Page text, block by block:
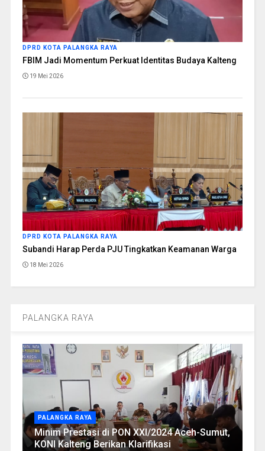
DPRD KOTA PALANGKA RAYA
FBIM Jadi Momentum Perkuat Identitas Budaya Kalteng
19 Mei 2026
DPRD KOTA PALANGKA RAYA
Subandi Harap Perda PJU Tingkatkan Keamanan Warga
18 Mei 2026
PALANGKA RAYA
PALANGKA RAYA
Minim Prestasi di PON XXI/2024 Aceh-Sumut,
KONI Kalteng Berikan Klarifikasi